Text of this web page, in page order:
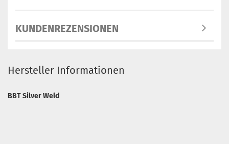
KUNDENREZENSIONEN
Hersteller Informationen
BBT Silver Weld